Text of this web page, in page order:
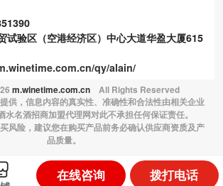
试验区（空港经济区）中心大道华盈大厦615
qy/alain/
m.winetime.com.cn All Rights Reserved
供，信息内容的真实性、准确性和合法性由相关企业
水名酒招商加盟代理网对此不承担任何保证责任。
风险，建议您在购买产品前务必确认供应商资质及产
品质量。
在线咨询 拨打电话